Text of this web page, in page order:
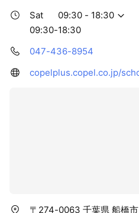
Sat
09:30 - 18:30
09:30-18:30
047-436-8954
copelplus.copel.co.jp/
〒274-0063 千葉県 船橋